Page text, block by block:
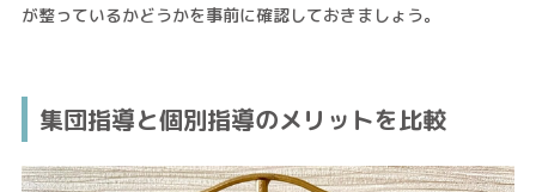
が整っているかどうかを事前に確認しておきましょう。
集団指導と個別指導のメリットを比較